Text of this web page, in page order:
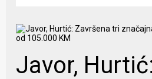
Javor,